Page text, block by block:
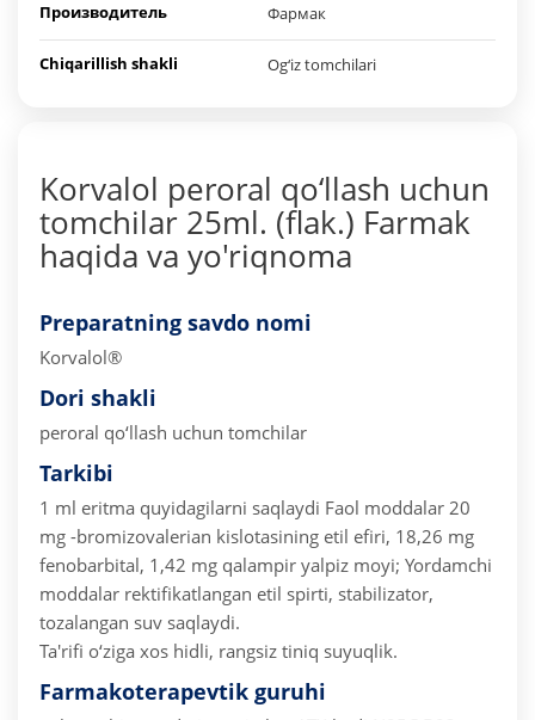
Производитель Фармак
Chiqarillish shakli Og‘iz tomchilari
Korvalol peroral qo‘llash uchun
tomchilar 25ml. (flak.) Farmak
haqida va yo'riqnoma
Preparatning savdo nomi
Korvalol®
Dori shakli
peroral qo‘llash uchun tomchilar
Tarkibi
1 ml eritma quyidagilarni saqlaydi Faol moddalar 20
mg -bromizovalerian kislotasining etil efiri, 18,26 mg
fenobarbital, 1,42 mg qalampir yalpiz moyi; Yordamchi
moddalar rektifikatlangan etil spirti, stabilizator,
tozalangan suv saqlaydi.
Ta'rifi o‘ziga xos hidli, rangsiz tiniq suyuqlik.
Farmakoterapevtik guruhi